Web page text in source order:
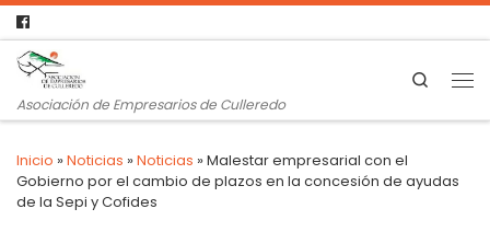
Asociación de Empresarios de Culleredo
Search
Inicio »Noticias »Noticias »Malestar empresarial con el
Gobierno por el cambio de plazos en la concesión de ayudas
de la Sepi y Cofides